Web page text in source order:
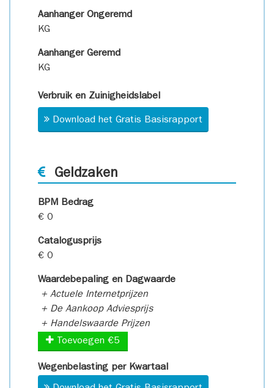
Aanhanger Ongeremd
KG
Aanhanger Geremd
KG
Verbruik en Zuinigheidslabel
Download het Gratis Basisrapport
Geldzaken
BPM Bedrag
€ 0
Catalogusprijs
€ 0
Waardebepaling en Dagwaarde
+ Actuele Internetprijzen
+ De Aankoop Adviesprijs
+ Handelswaarde Prijzen
Toevoegen €5
Wegenbelasting per Kwartaal